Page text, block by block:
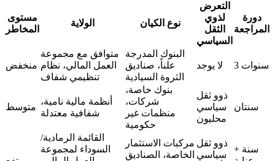
مستوى
المخاطر
الولاية نوع الكيان
التعرض
لذوي
الثقل
السياسي
دورة
المراجعة
منخفض
متوافق مع مجموعة
العمل المالي، نظام
تنظيمي شفاف
البنوك المدرجة
علناً، صناديق
الثروة السيادية
لا يوجد 3 سنوات
متوسط
أنظمة مالية نامية،
شفافية معتدلة
بنوك خاصة،
شركات،
منظمات غير
حكومية
ذوو ثقل
سياسي
محليون
سنتان
القائمة الرمادية/
السوداء لمجموعة
مركبات الاستثمار
الخاصة، الصناديق
ذوو ثقل
سياسي
سنة +